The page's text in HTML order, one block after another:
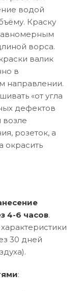
водой
Краску
ворса.
валик
в
направлении.
«от угла
дефектов
возле
розеток, а
окрасить
4-6 часов.
30 дней
: